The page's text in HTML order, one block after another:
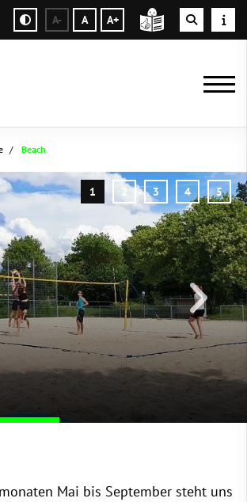
A- A A+
Beach
Mai bis September steht uns